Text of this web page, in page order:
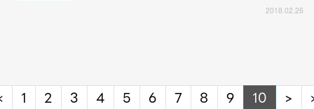
2018.02.26
Previous
1 2 3 4 5 6 7 8 9 10 >